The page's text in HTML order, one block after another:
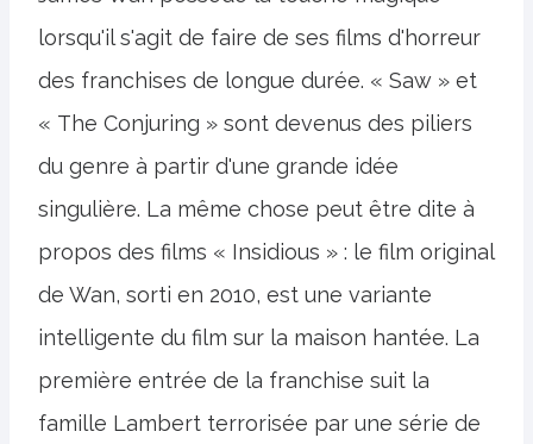
lorsqu'il s'agit de faire de ses films d'horreur
des franchises de longue durée. « Saw » et
« The Conjuring » sont devenus des piliers
du genre à partir d'une grande idée
singulière. La même chose peut être dite à
propos des films « Insidious » : le film original
de Wan, sorti en 2010, est une variante
intelligente du film sur la maison hantée. La
première entrée de la franchise suit la
famille Lambert terrorisée par une série de